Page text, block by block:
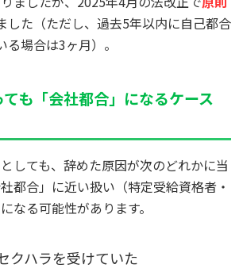
した（ただし、過去5年以内に自己都合
場合は3ヶ月）。
も「会社都合」になるケース
しても、辞めた原因が次のどれかに当
都合」に近い扱い（特定受給資格者・
なる可能性があります。
クハラを受けていた